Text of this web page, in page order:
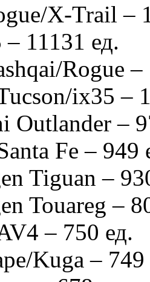
X-Trail –
11131 ед.
Rogue
ix35 –
Outlander –
Fe – 949
Tiguan –
Touareg –
– 750 ед.
Kuga – 749